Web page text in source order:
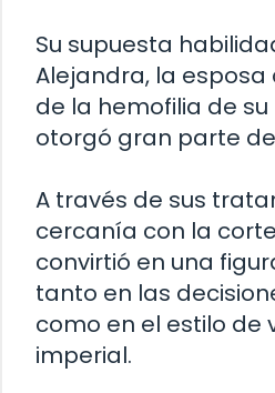
Su supuesta
Alejandra, la esposa
de la hemofilia de su
otorgó gran parte
A través de sus
cercanía con la
convirtió en una
tanto en las
como en el estilo de
imperial.